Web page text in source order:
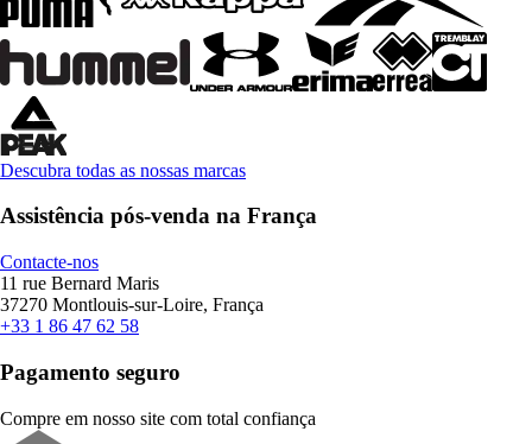
Descubra todas as nossas marcas
Assistência pós-venda na França
Contacte-nos
11 rue Bernard Maris
37270 Montlouis-sur-Loire, França
+33 1 86 47 62 58
Pagamento seguro
Compre em nosso site com total confiança